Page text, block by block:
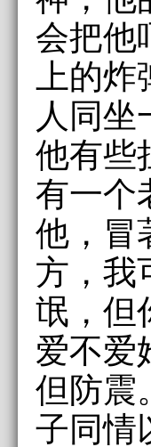
会把他
上的炸
人同坐
他有些
有一个
他，冒
方，我
氓，但
爱不爱
但防震
子同情